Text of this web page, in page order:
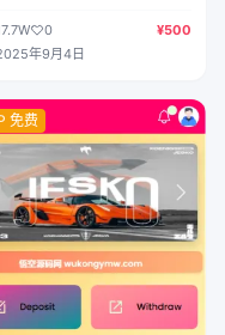
0
¥500
年9月4日
免费